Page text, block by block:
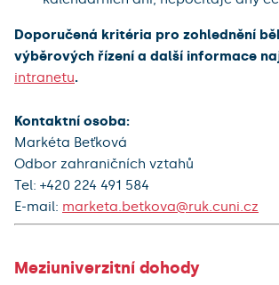
Doporučená kritéria pro zohlednění
výběrových řízení a další informace
intranetu.
Kontaktní osoba:
Markéta Beťková
Odbor zahraničních vztahů
Tel: +420 224 491 584
E-mail: marketa.betkova@ruk.cuni.cz
Meziuniverzitní dohody